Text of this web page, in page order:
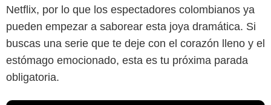
Netflix, por lo que los espectadores colombianos ya
pueden empezar a saborear esta joya dramática. Si
buscas una serie que te deje con el corazón lleno y el
estómago emocionado, esta es tu próxima parada
obligatoria.